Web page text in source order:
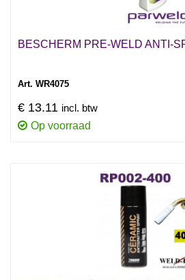
BESCHERM PRE-WELD ANTI-
Art. WR4075
€ 13.11 incl. btw
Op voorraad